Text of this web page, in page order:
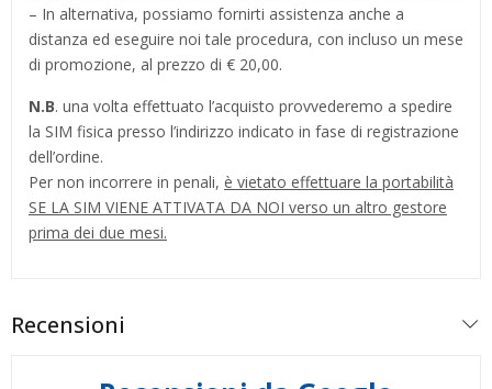
– In alternativa, possiamo fornirti assistenza anche a
distanza ed eseguire noi tale procedura, con incluso un mese
di promozione, al prezzo di € 20,00.
N.B. una volta effettuato l’acquisto provvederemo a spedire
la SIM fisica presso l’indirizzo indicato in fase di registrazione
dell’ordine.
Per non incorrere in penali, è vietato effettuare la portabilità
SE LA SIM VIENE ATTIVATA DA NOI verso un altro gestore
prima dei due mesi.
Recensioni